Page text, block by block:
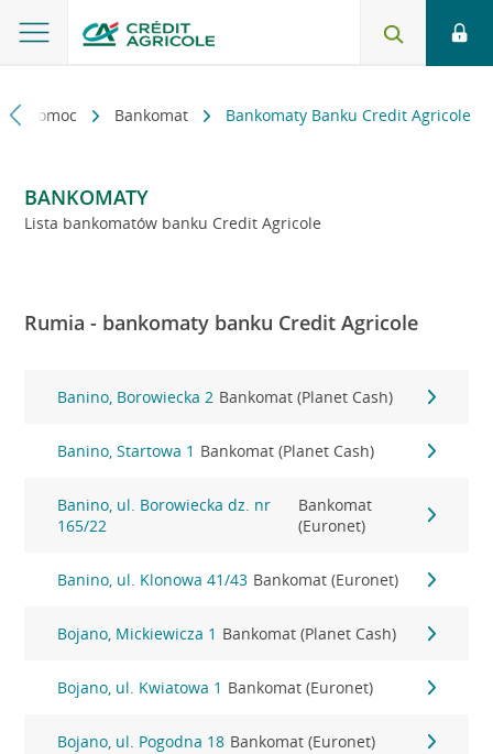
i pomoc Bankomat Bankomaty Banku Credit Agricole
BANKOMATY
Lista bankomatów banku Credit Agricole
Rumia - bankomaty banku Credit Agricole
Banino, Borowiecka 2 Bankomat (Planet Cash)
Banino, Startowa 1 Bankomat (Planet Cash)
Banino, ul. Borowiecka dz. nr
165/22
Bankomat
(Euronet)
Banino, ul. Klonowa 41/43 Bankomat (Euronet)
Bojano, Mickiewicza 1 Bankomat (Planet Cash)
Bojano, ul. Kwiatowa 1 Bankomat (Euronet)
Bojano, ul. Pogodna 18 Bankomat (Euronet)